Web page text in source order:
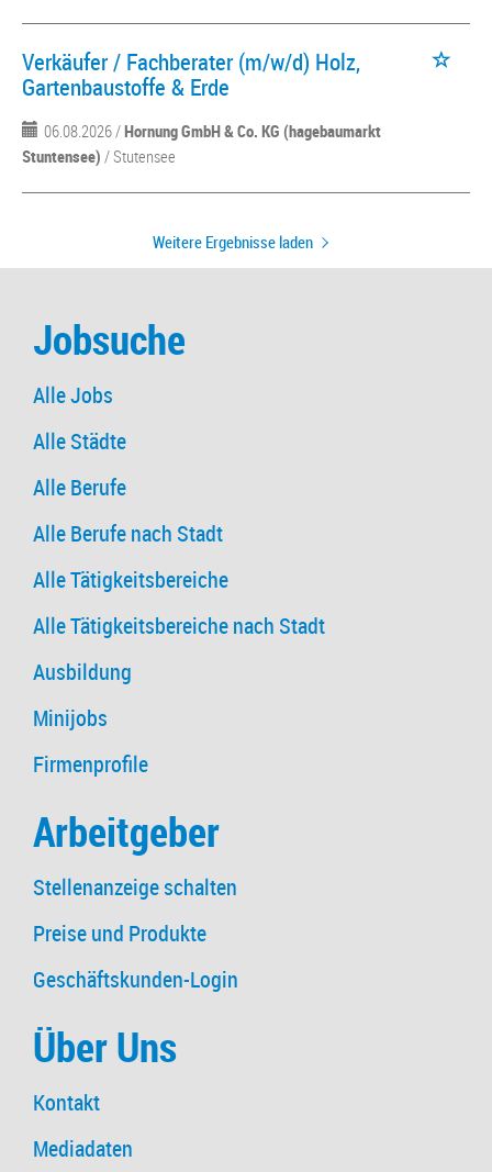
Verkäufer / Fachberater (m/w/d) Holz,
Gartenbaustoffe & Erde
06.08.2026 /Hornung GmbH & Co. KG (hagebaumarkt
Stuntensee) / Stutensee
Weitere Ergebnisse laden
Jobsuche
Alle Jobs
Alle Städte
Alle Berufe
Alle Berufe nach Stadt
Alle Tätigkeitsbereiche
Alle Tätigkeitsbereiche nach Stadt
Ausbildung
Minijobs
Firmenprofile
Arbeitgeber
Stellenanzeige schalten
Preise und Produkte
Geschäftskunden-Login
Über Uns
Kontakt
Mediadaten